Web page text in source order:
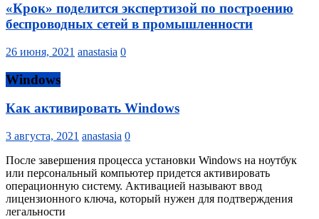
«Крок» поделится экспертизой по построению
беспроводных сетей в промышленности
26 июня, 2021 anastasia 0
Windows
Как активировать Windows
3 августа, 2021 anastasia 0
После завершения процесса установки Windows на ноутбук
или персональный компьютер придется активировать
операционную систему. Активацией называют ввод
лицензионного ключа, который нужен для подтверждения
легальности